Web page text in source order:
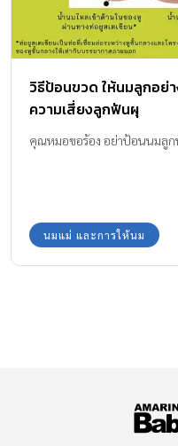
วิธีป้อนขวด ให้นมลูกอย่
ความเสี่ยงลูกฟันผุ
คุณหมอขอร้อง อย่าป้อนนมลู
นมแม่ และการให้นม